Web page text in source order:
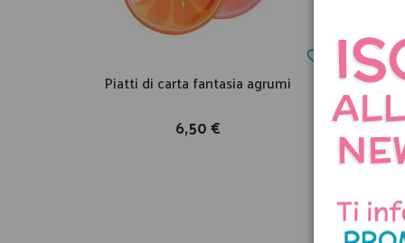
Piatti di carta fantasia agrumi
6,50 €